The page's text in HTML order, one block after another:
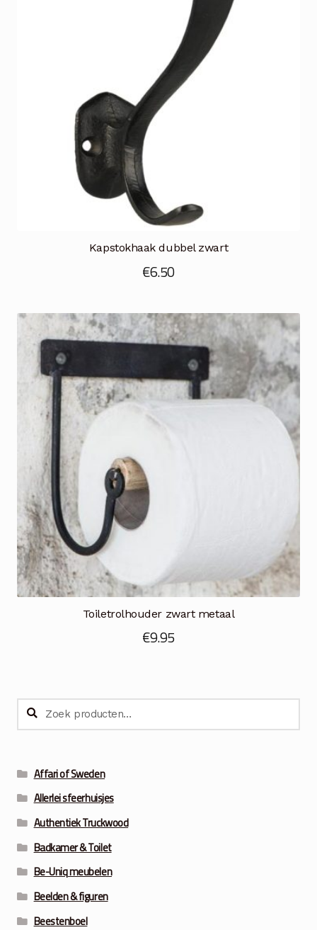
Kapstokhaak dubbel zwart
€6.50
Toiletrolhouder zwart metaal
€9.95
Zoeken
naar:
Zoeken
Affari of Sweden
Allerlei sfeerhuisjes
Authentiek Truckwood
Badkamer & Toilet
Be-Uniq meubelen
Beelden & figuren
Beestenboel